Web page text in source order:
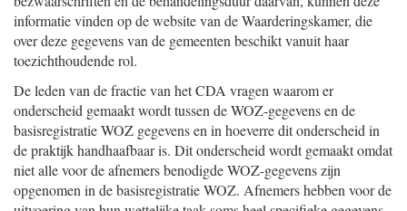
informatie vinden op de website van de Waarderingskamer, die
over deze gegevens van de gemeenten beschikt vanuit haar
toezichthoudende rol.
De leden van de fractie van het CDA vragen waarom er
onderscheid gemaakt wordt tussen de WOZ-gegevens en de
basisregistratie WOZ gegevens en in hoeverre dit onderscheid in
de praktijk handhaafbaar is. Dit onderscheid wordt gemaakt omdat
niet alle voor de afnemers benodigde WOZ-gegevens zijn
opgenomen in de basisregistratie WOZ. Afnemers hebben voor de